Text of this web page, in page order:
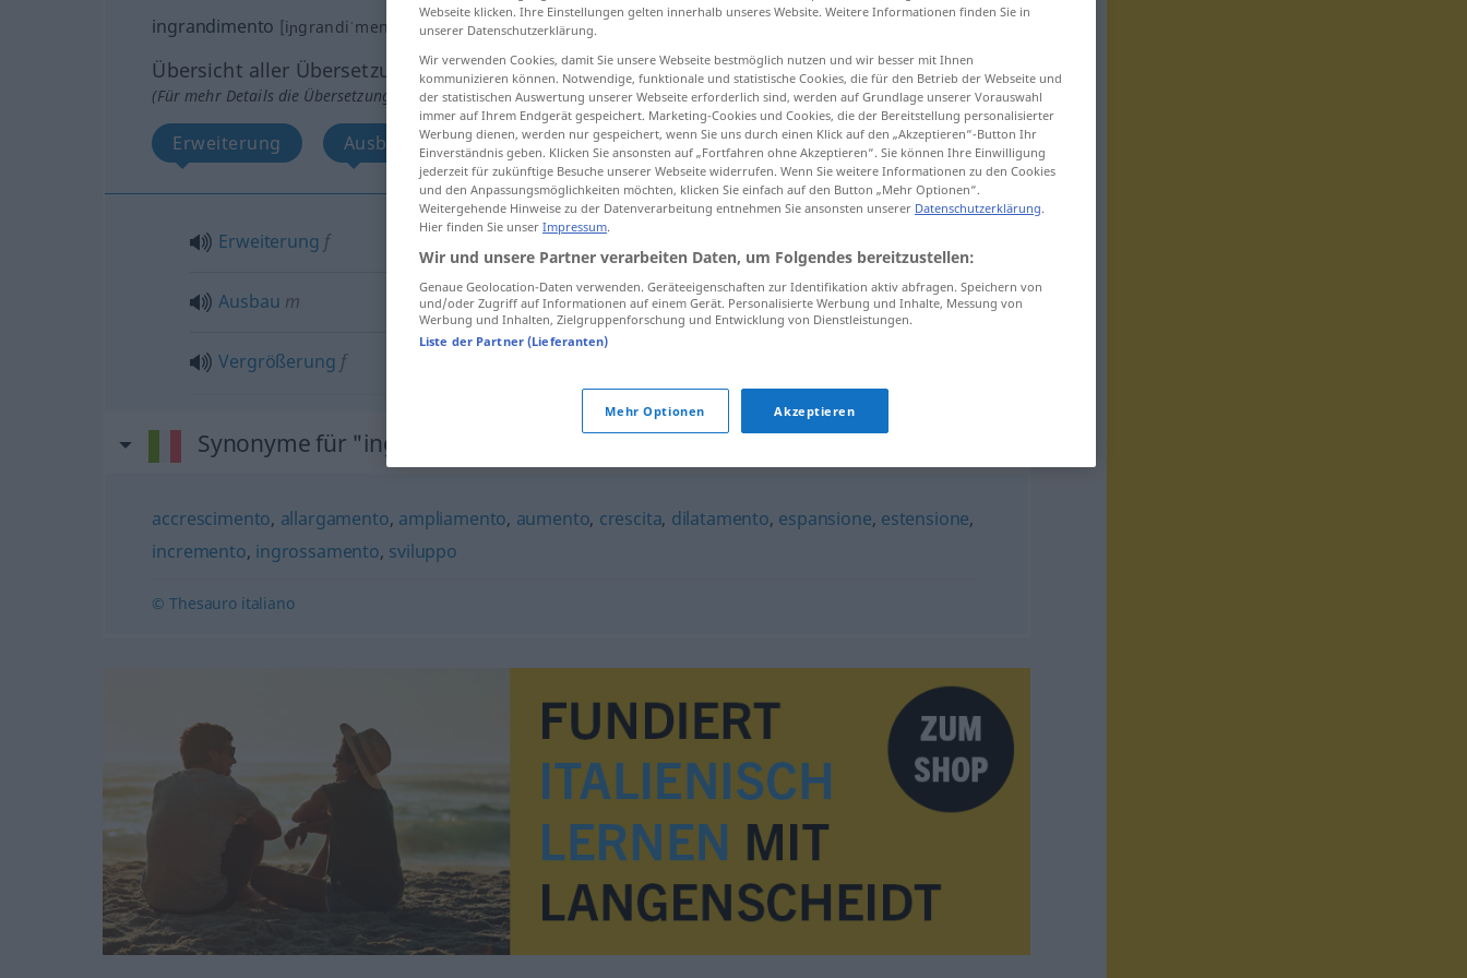
ingrandimento [iɲgrandiˈmento] m
Übersicht aller Übersetzungen
(Für mehr Details die Übersetzung anklicken/antippen)
Erweiterung Ausbau Vergrößerung
Erweiterung f
Ausbau m ingrandimentosviluppo
Vergrößerung f
Synonyme für "ingrandimento"
accrescimento, allargamento, ampliamento, aumento, crescita, dilatamento, espansione, estensione,
incremento, ingrossamento, sviluppo
© Thesauro italiano
Webseite klicken. Ihre Einstellungen gelten innerhalb unseres Website. Weitere Informationen finden Sie in
unserer Datenschutzerklärung.
Wir verwenden Cookies, damit Sie unsere Webseite bestmöglich nutzen und wir besser mit Ihnen
kommunizieren können. Notwendige, funktionale und statistische Cookies, die für den Betrieb der Webseite und
der statistischen Auswertung unserer Webseite erforderlich sind, werden auf Grundlage unserer Vorauswahl
immer auf Ihrem Endgerät gespeichert. Marketing-Cookies und Cookies, die der Bereitstellung personalisierter
Werbung dienen, werden nur gespeichert, wenn Sie uns durch einen Klick auf den „Akzeptieren“-Button Ihr
Einverständnis geben. Klicken Sie ansonsten auf „Fortfahren ohne Akzeptieren“. Sie können Ihre Einwilligung
jederzeit für zukünftige Besuche unserer Webseite widerrufen. Wenn Sie weitere Informationen zu den Cookies
und den Anpassungsmöglichkeiten möchten, klicken Sie einfach auf den Button „Mehr Optionen“.
Weitergehende Hinweise zu der Datenverarbeitung entnehmen Sie ansonsten unserer Datenschutzerklärung.
Hier finden Sie unser Impressum.
Wir und unsere Partner verarbeiten Daten, um Folgendes bereitzustellen:
Genaue Geolocation-Daten verwenden. Geräteeigenschaften zur Identifikation aktiv abfragen. Speichern von
und/oder Zugriff auf Informationen auf einem Gerät. Personalisierte Werbung und Inhalte, Messung von
Werbung und Inhalten, Zielgruppenforschung und Entwicklung von Dienstleistungen.
Liste der Partner (Lieferanten)
Mehr Optionen Akzeptieren